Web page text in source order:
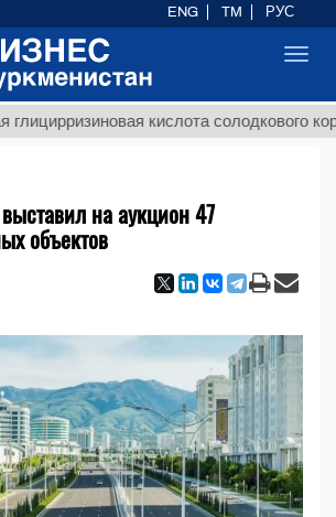
кислота солодкового корня
на аукцион 47
объектов
ENG TM РУС